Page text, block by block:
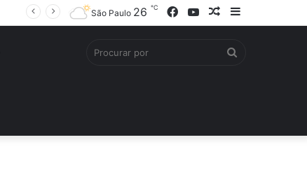
Barra
Artigo
YouTube
Facebook
São Paulo 26 ℃